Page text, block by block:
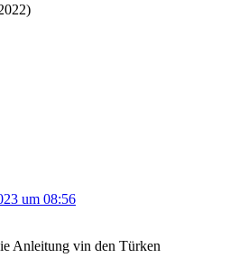
um 08:56
Anleitung vin den Türken